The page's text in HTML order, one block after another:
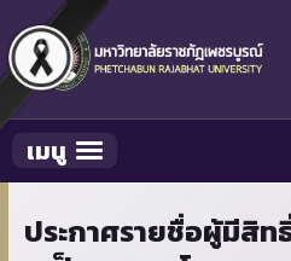
Toggle navigation
เมนู
ประกาศรายชื่อผู้มีสิท